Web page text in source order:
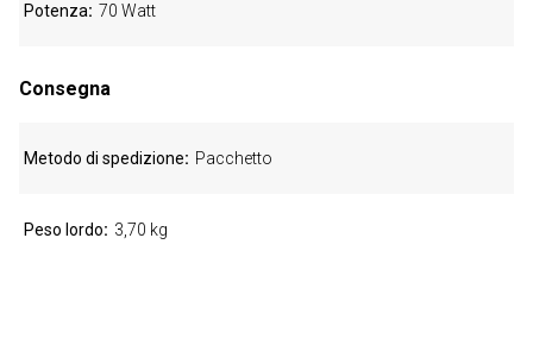
Potenza 70 Watt
Consegna
Metodo di spedizione Pacchetto
Peso lordo 3,70 kg